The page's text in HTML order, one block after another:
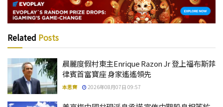
Related Posts
晨麗度假村東主Enrique Razon Jr 登上福布斯菲
律賓首富寶座 身家遙遙領先
本思齊 2026年08月07日 09:57